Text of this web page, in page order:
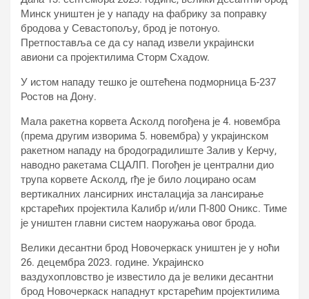
Минск уништен је у нападу на фабрику за поправку
бродова у Севастопољу, брод је потонуо.
Претпоставља се да су напад извели украјински
авиони са пројектилима Сторм Схадоw.
У истом нападу тешко је оштећена подморница Б-237
Ростов на Дону.
Мала ракетна корвета Асколд погођена је 4. новембра
(према другим изворима 5. новембра) у украјинском
ракетном нападу на бродоградилиште Залив у Керчу,
наводно ракетама СЦАЛП. Погођен је централни дио
трупа корвете Асколд, гђе је било лоцирано осам
вертикалних лансирних инсталација за лансирање
крстарећих пројектила Калибр и/или П-800 Оникс. Тиме
је уништен главни систем наоружања овог брода.
Велики десантни брод Новочеркаск уништен је у ноћи
26. децембра 2023. године. Украјинско
ваздухопловство је известило да је велики десантни
брод Новочеркаск нападнут крстарећим пројектилима